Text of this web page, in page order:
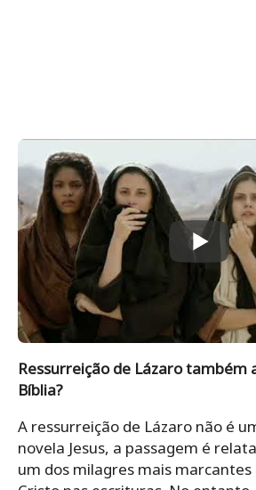
Ressurreição de Lázaro também
Bíblia?
A ressurreição de Lázaro não é
novela Jesus, a passagem é
um dos milagres mais